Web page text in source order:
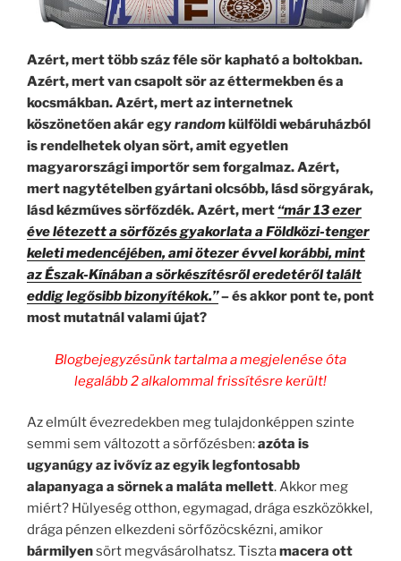
Azért, mert több száz féle sör kapható a boltokban.
Azért, mert van csapolt sör az éttermekben és a
kocsmákban. Azért, mert az internetnek
köszönetően akár egyrandomkülföldi webáruházból
is rendelhetek olyan sört, amit egyetlen
magyarországi importőr sem forgalmaz. Azért,
mert nagytételben gyártani olcsóbb, lásd sörgyárak,
lásd kézműves sörfőzdék. Azért, mert “már 13 ezer
éve létezett a sörfőzés gyakorlata a Földközi-tenger
keleti medencéjében, ami ötezer évvel korábbi, mint
az Észak-Kínában a sörkészítésről eredetéről talált
eddig legősibb bizonyítékok.”– és akkor pont te, pont
most mutatnál valami újat?
Blogbejegyzésünk tartalma a megjelenése óta
legalább 2 alkalommal frissítésre került!
Az elmúlt évezredekben meg tulajdonképpen szinte
semmi sem változott a sörfőzésben:azóta is
ugyanúgy az ivővíz az egyik legfontosabb
alapanyaga a sörnek a maláta mellett. Akkor meg
miért? Hülyeség otthon, egymagad, drága eszközökkel,
drága pénzen elkezdeni sörfőzöcskézni, amikor
bármilyensört megvásárolhatsz. Tisztamacera ott